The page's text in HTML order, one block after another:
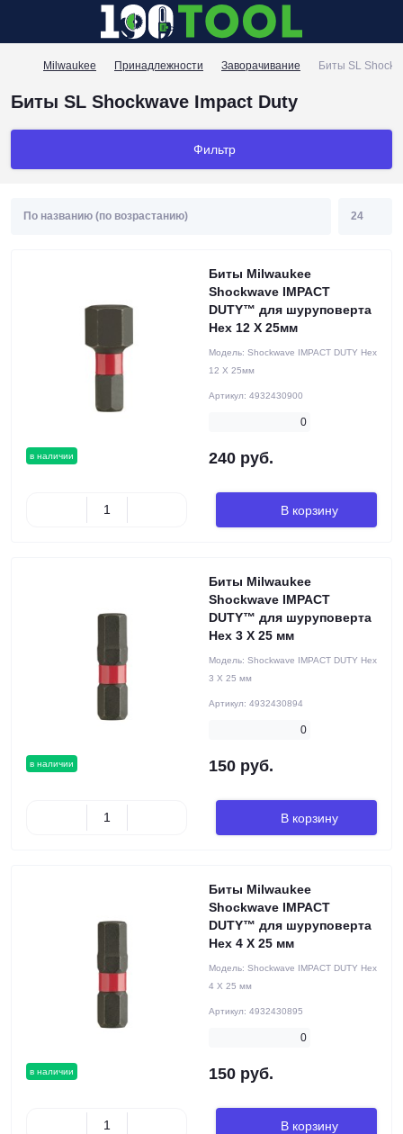
Milwaukee Принадлежности Заворачивание Биты SL
Биты SL Shockwave Impact Duty
Фильтр
в наличии
Биты Milwaukee
Shockwave IMPACT
DUTY™ для шуруповерта
Hex 12 X 25мм
Модель: Shockwave IMPACT DUTY Hex
12 X 25мм
Артикул: 4932430900
0
240 руб.
В корзину
в наличии
Биты Milwaukee
Shockwave IMPACT
DUTY™ для шуруповерта
Hex 3 X 25 мм
Модель: Shockwave IMPACT DUTY Hex
3 X 25 мм
Артикул: 4932430894
0
150 руб.
В корзину
в наличии
Биты Milwaukee
Shockwave IMPACT
DUTY™ для шуруповерта
Hex 4 X 25 мм
Модель: Shockwave IMPACT DUTY Hex
4 X 25 мм
Артикул: 4932430895
0
150 руб.
В корзину